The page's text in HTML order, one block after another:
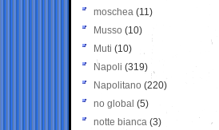
moschea (11)
Musso (10)
Muti (10)
Napoli (319)
Napolitano (220)
no global (5)
notte bianca (3)